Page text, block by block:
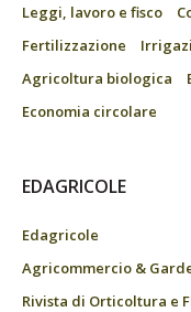
Leggi, lavoro e fisco
Fertilizzazione
Agricoltura biologica
Economia circolare
EDAGRICOLE
Edagricole
Agricommercio &
Rivista di Orticoltura e